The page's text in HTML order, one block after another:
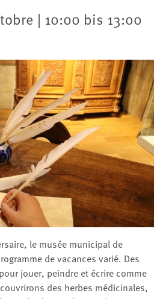
| 10:00 bis 13:00
le musée municipal de
de vacances varié. Des
jouer, peindre et écrire comme
des herbes médicinales,